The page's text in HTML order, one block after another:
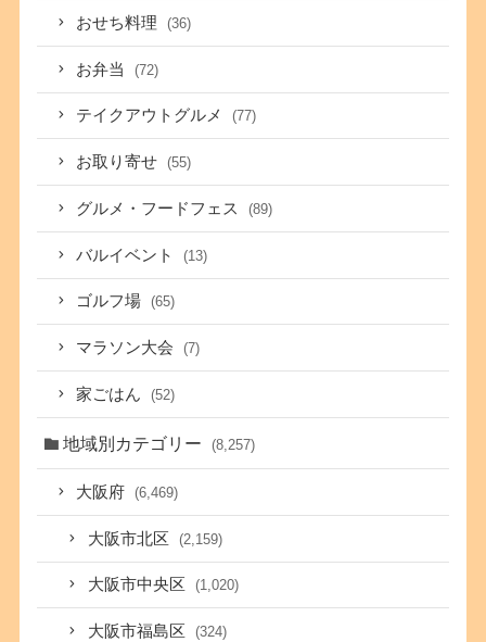
おせち料理 (36)
お弁当 (72)
テイクアウトグルメ (77)
お取り寄せ (55)
グルメ・フードフェス (89)
バルイベント (13)
ゴルフ場 (65)
マラソン大会 (7)
家ごはん (52)
地域別カテゴリー (8,257)
大阪府 (6,469)
大阪市北区 (2,159)
大阪市中央区 (1,020)
大阪市福島区 (324)